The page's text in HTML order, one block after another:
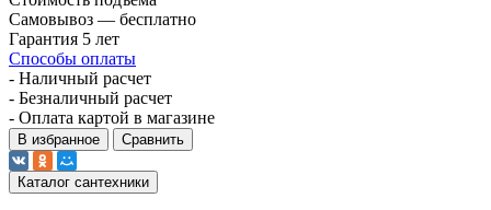
Самовывоз — бесплатно
Гарантия 5 лет
Способы оплаты
- Наличный расчет
- Безналичный расчет
- Оплата картой в магазине
В избранное Сравнить
Каталог сантехники